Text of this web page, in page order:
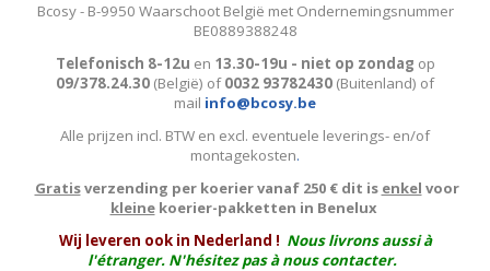
Bcosy - B-9950 Waarschoot België met Ondernemingsnummer
BE0889388248
Telefonisch 8-12u en 13.30-19u - niet op zondag op
09/378.24.30 (België) of0032 93782430 (Buitenland) of
mail info@bcosy.be
Alle prijzen incl. BTW en excl. eventuele leverings- en/of
montagekosten.
Gratisverzending per koerier vanaf 250 € dit is enkel voor
kleinekoerier-pakketten in Benelux
Wij leveren ook in Nederland ! Nous livrons aussi à
l'étranger. N'hésitez pas à nous contacter.